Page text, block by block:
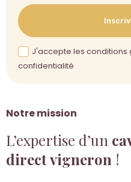
Notre mission
L’expertise d’un
direct vigneron !
J'accepte les
confidentialité